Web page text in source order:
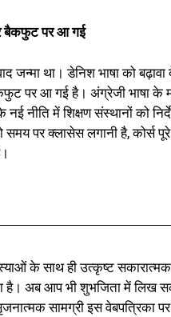
बैकफुट पर आ गई
जन्मा था। डेनिश भाषा को
पर आ गई है। अंग्रेजी भाषा के
नीति में शिक्षण संस्थानों को
पर क्लासेस लगानी है, कोर्स
के साथ ही उत्कृष्ट
अब आप भी शुभजिता में लिख
सामग्री इस वेबपत्रिका